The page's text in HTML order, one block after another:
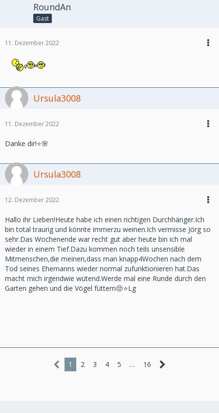
RoundAn
Gast
11. Dezember 2022
Ursula3008
11. Dezember 2022
Danke dir!⭐️🌸
Ursula3008
12. Dezember 2022
Hallo ihr Lieben!Heute habe ich einen richtigen Durchhänger.Ich
bin total traurig und könnte immerzu weinen.Ich vermisse Jörg so
sehr.Das Wochenende war recht gut aber heute bin ich mal
wieder in einem Tief.Dazu kommen noch teils unsensible
Mitmenschen,die meinen,dass man knapp4Wochen nach dem
Tod seines Ehemanns wieder normal zufunktionieren hat.Das
macht mich irgendwie wütend.Werde mal eine Runde durch den
Garten gehen und die Vögel füttern😒⭐️Lg
1 2 3 4 5 … 16